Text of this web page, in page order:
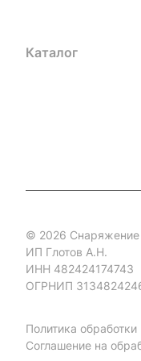
Каталог
© 2026 Снаряжение
ИП Глотов А.Н.
ИНН 482424174743
ОГРНИП
Политика
Соглашение на